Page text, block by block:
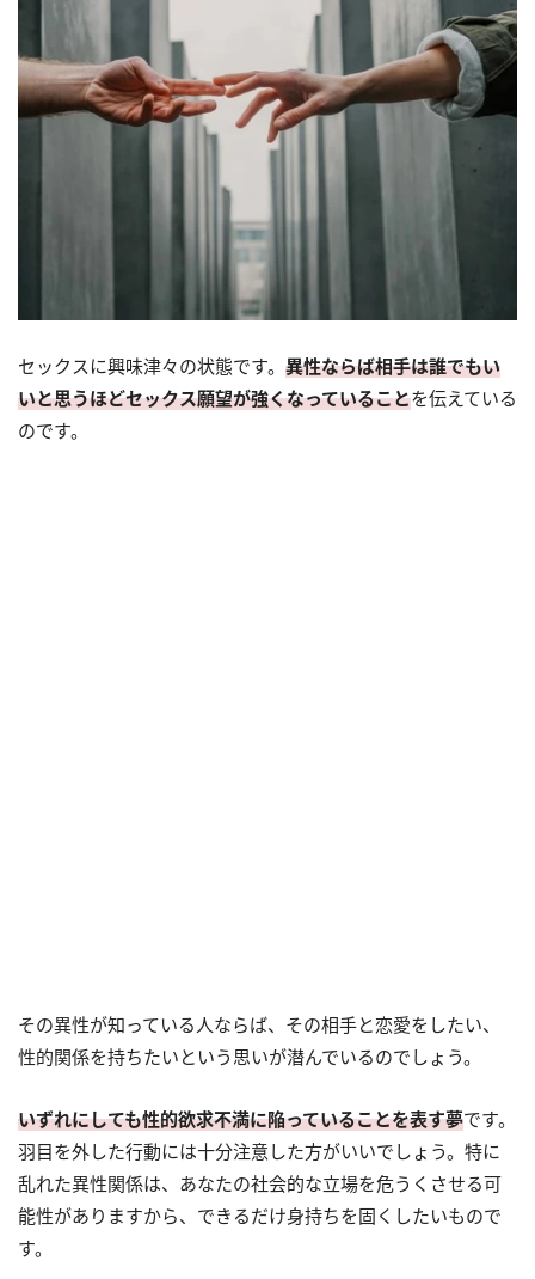
セックスに興味津々の状態です。 異性ならば相手は誰でもい
いと思うほどセックス願望が強くなっていることを伝えている
のです。
その異性が知っている人ならば、その相手と恋愛をしたい、
性的関係を持ちたいという思いが潜んでいるのでしょう。
いずれにしても性的欲求不満に陥っていることを表す夢です。
羽目を外した行動には十分注意した方がいいでしょう。特に
乱れた異性関係は、あなたの社会的な立場を危うくさせる可
能性がありますから、できるだけ身持ちを固くしたいもので
す。